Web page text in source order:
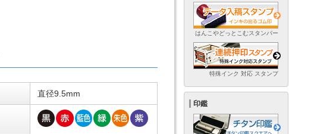
直径9.5mm
はんこやどっとこむスタンパー
特殊インク 対応 スタンプ
印鑑